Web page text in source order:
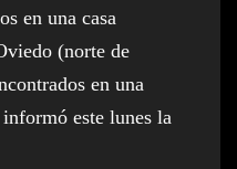
en una casa
(norte de
en una
este lunes la